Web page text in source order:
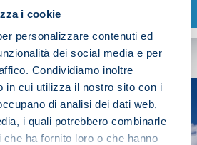
i cookie
personalizzare contenuti ed
dei social media e per
Condividiamo inoltre
in cui utilizza il nostro sito con i
di analisi dei dati web,
i quali potrebbero combinarle
ha fornito loro o che hanno